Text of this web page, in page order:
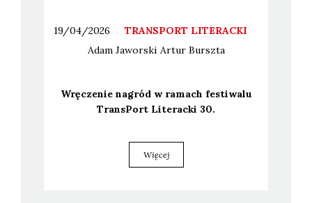
19/04/2026
TRANSPORT LITERACKI
Adam Jaworski Artur Burszta
Wrę­cze­nie nagród w ramach festi­wa­lu
Trans­Port Lite­rac­ki 30.
Więcej